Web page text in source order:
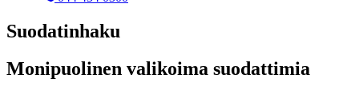
Suodatinhaku
Monipuolinen valikoima suodattimia